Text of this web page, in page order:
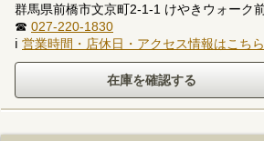
群馬県前橋市文京町2-1-1 けやきウォーク
☎ 027-220-1830
ℹ 営業時間・店休日・アクセス情報はこちら